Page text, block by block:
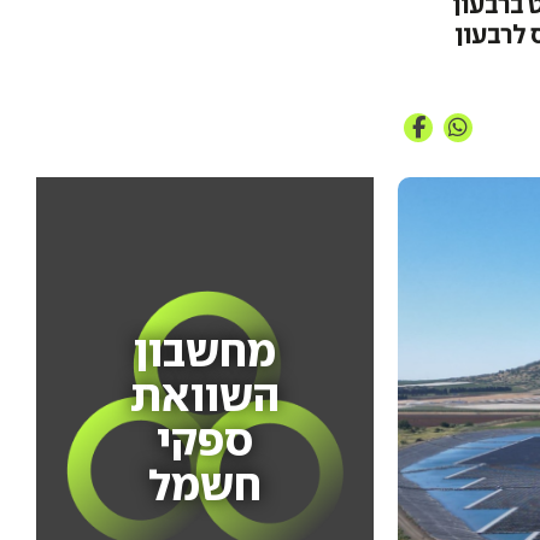
מיליון דולר, זינוק של כ-54% ביחס לרבעון
מחשבון
השוואת
ספקי
חשמל